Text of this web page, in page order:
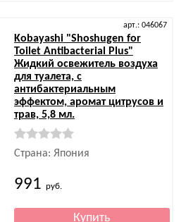
арт.: 046067
Kobayashi"Shoshugen for
Toilet Antibacterial Plus"
Жидкий освежитель воздуха
для туалета, с
антибактериальным
эффектом, аромат цитрусов и
трав, 5,8 мл.
Страна: Япония
991 руб.